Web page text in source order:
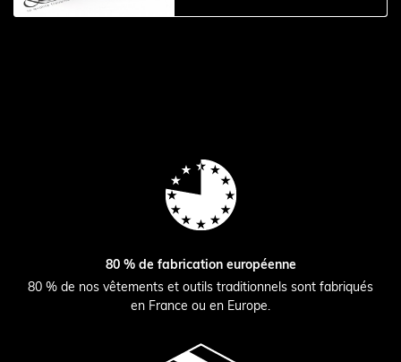
80 % de fabrication européenne
80 % de nos vêtements et outils traditionnels sont fabriqués
en France ou en Europe.